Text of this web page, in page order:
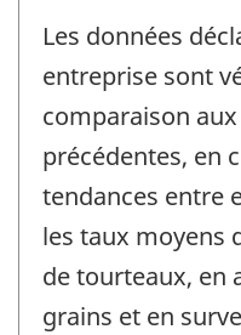
Les données
entreprise sont
comparaison
précédentes, en
tendances entre
les taux moyens
de tourteaux, en
grains et en